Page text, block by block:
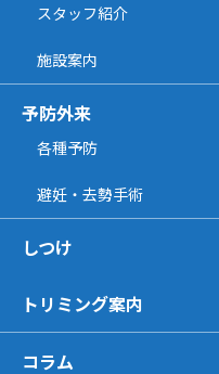
スタッフ紹介
施設案内
予防外来
各種予防
避妊・去勢手術
しつけ
トリミング案内
コラム